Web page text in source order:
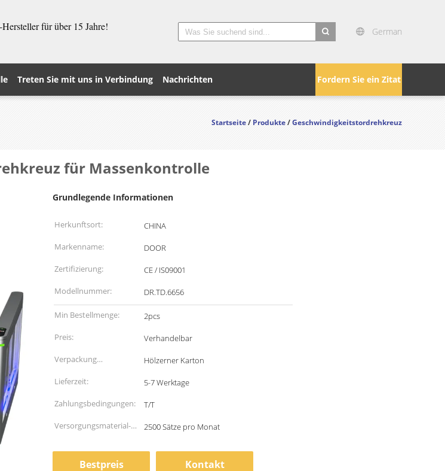
für über 15 Jahre! German
Fordern Sie ein Zitat
Treten Sie mit uns in Verbindung Nachrichten
Startseite/Produkte/Geschwindigkeitstordrehkreuz
für Massenkontrolle
Grundlegende Informationen
Herkunftsort:
CHINA
Markenname:
DOOR
Zertifizierung:
CE / IS09001
Modellnummer:
DR.TD.6656
Min Bestellmenge:
2pcs
Preis:
Verhandelbar
Verpackung
Informationen:
Hölzerner Karton
Lieferzeit:
5-7 Werktage
Zahlungsbedingungen:
T/T
Versorgungsmaterial-
2500 Sätze pro Monat
Bestpreis Kontakt